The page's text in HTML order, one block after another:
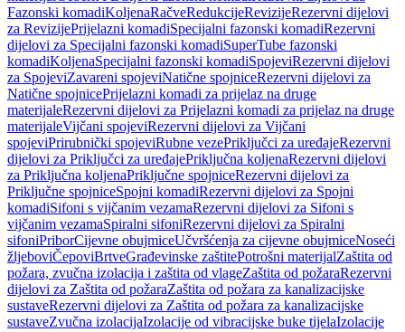
Fazonski komadiKoljenaRačveRedukcijeRevizijeRezervni dijelovi
za RevizijePrijelazni komadiSpecijalni fazonski komadiRezervni
dijelovi za Specijalni fazonski komadiSuperTube fazonski
komadiKoljenaSpecijalni fazonski komadiSpojeviRezervni dijelovi
za SpojeviZavareni spojeviNatične spojniceRezervni dijelovi za
Natične spojnicePrijelazni komadi za prijelaz na druge
materijaleRezervni dijelovi za Prijelazni komadi za prijelaz na druge
materijaleVijčani spojeviRezervni dijelovi za Vijčani
spojeviPrirubnički spojeviRubne vezePriključci za uređajeRezervni
dijelovi za Priključci za uređajePriključna koljenaRezervni dijelovi
za Priključna koljenaPriključne spojniceRezervni dijelovi za
Priključne spojniceSpojni komadiRezervni dijelovi za Spojni
komadiSifoni s vijčanim vezamaRezervni dijelovi za Sifoni s
vijčanim vezamaSpiralni sifoniRezervni dijelovi za Spiralni
sifoniPriborCijevne obujmiceUčvršćenja za cijevne obujmiceNoseći
žljeboviČepoviBrtveGrađevinske zaštitePotrošni materijalZaštita od
požara, zvučna izolacija i zaštita od vlageZaštita od požaraRezervni
dijelovi za Zaštita od požaraZaštita od požara za kanalizacijske
sustaveRezervni dijelovi za Zaštita od požara za kanalizacijske
sustaveZvučna izolacijaIzolacije od vibracijske buke tijelaIzolacije